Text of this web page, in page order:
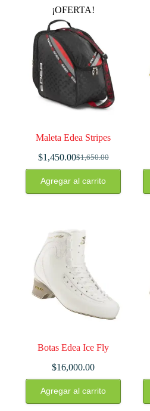
¡OFERTA!
Maleta Edea Stripes
$1,650.00
El
precio
original
era:
$1,450.00El
precio
actual
es:
Agregar al carrito
Botas Edea Ice Fly
$16,000.00
Agregar al carrito
Este
producto
tiene